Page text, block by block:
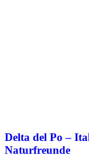
Delta del Po –
Naturfreunde